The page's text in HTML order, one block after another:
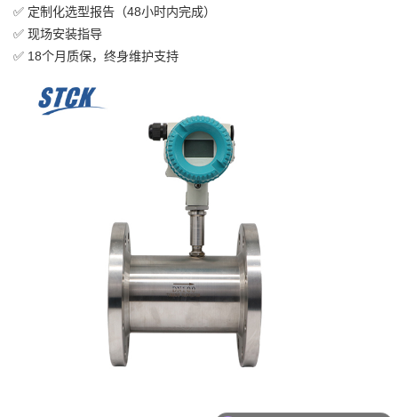
✅ 定制化选型报告（48小时内完成）
✅ 现场安装指导
✅ 18个月质保，终身维护支持